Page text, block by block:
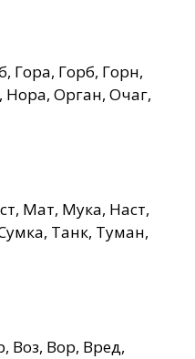
Гора, Горб, Горн,
Нора, Орган, Очаг,
Мат, Мука, Наст,
Танк, Туман,
Воз, Вор, Вред,